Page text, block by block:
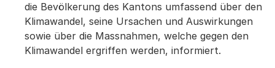
die Bevölkerung des Kantons umfassend über den
Klimawandel, seine Ursachen und Auswirkungen
sowie über die Massnahmen, welche gegen den
Klimawandel ergriffen werden, informiert.